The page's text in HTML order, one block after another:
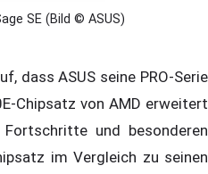
SE (Bild © ASUS)
dass ASUS seine PRO-Serie
Chipsatz von AMD erweitert
und besonderen
im Vergleich zu seinen